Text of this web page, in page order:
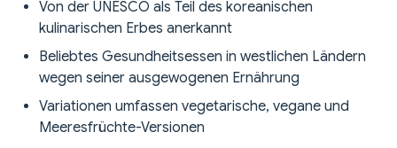
Von der UNESCO als Teil des koreanischen
kulinarischen Erbes anerkannt
Beliebtes Gesundheitsessen in westlichen Ländern
wegen seiner ausgewogenen Ernährung
Variationen umfassen vegetarische, vegane und
Meeresfrüchte-Versionen